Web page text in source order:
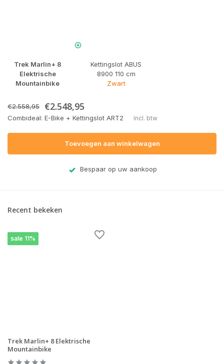
Trek Marlin+ 8
Elektrische
Mountainbike
Kettingslot ABUS
8900 110 cm
Zwart
€2.558,95 €2.548,95
Combideal: E-Bike + Kettingslot ART2 Incl. btw
Toevoegen aan winkelwagen
Bespaar op uw aankoop
Recent bekeken
sale 11%
Trek Marlin+ 8 Elektrische
Mountainbike